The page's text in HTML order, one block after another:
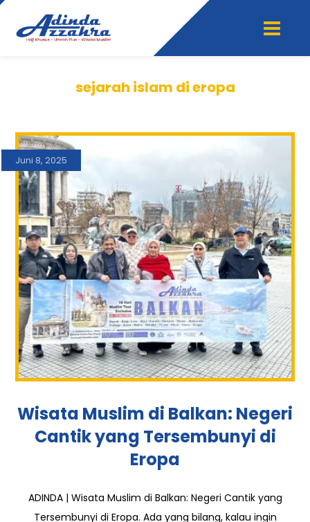
sejarah islam di eropa
Wisata Muslim di Balkan: Negeri
Cantik yang Tersembunyi di
Eropa
Juni 8, 2025
ADINDA | Wisata Muslim di Balkan: Negeri Cantik yang
Tersembunyi di Eropa. Ada yang bilang, kalau ingin